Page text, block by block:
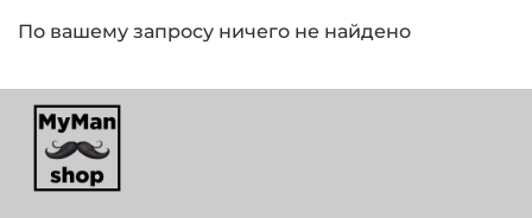
По вашему запросу ничего не найдено